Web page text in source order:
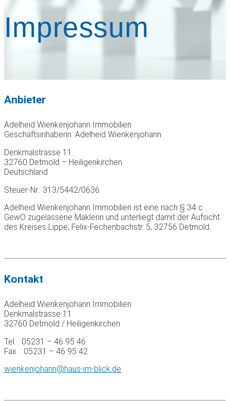
Impressum
Anbieter
Adelheid Wienkenjohann Immobilien
Geschäftsinhaberin: Adelheid Wienkenjohann
Denkmalstrasse 11
32760 Detmold – Heiligenkirchen
Deutschland
Steuer-Nr.: 313/5442/0636
Adelheid Wienkenjohann Immobilien ist eine nach § 34 c
GewO zugelassene Maklerin und unterliegt damit der Aufsicht
des Kreises Lippe, Felix-Fechenbachstr. 5, 32756 Detmold.
Kontakt
Adelheid Wienkenjohann Immobilien
Denkmalstrasse 11
32760 Detmold / Heiligenkirchen
Tel. : 05231 – 46 95 46
Fax. : 05231 – 46 95 42
wienkenjohann@haus-im-blick.de